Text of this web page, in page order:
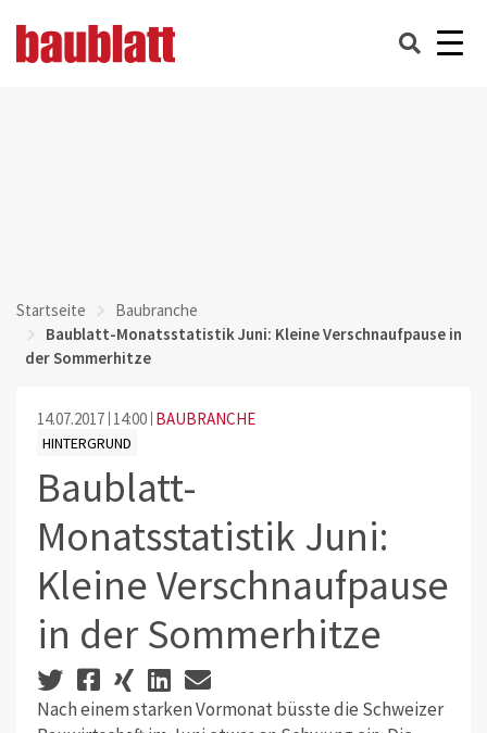
Startseite
Baubranche
Baublatt-Monatsstatistik Juni: Kleine Verschnaufpause in
der Sommerhitze
14.07.2017 14:00 BAUBRANCHE
HINTERGRUND
Baublatt-
Monatsstatistik Juni:
Kleine Verschnaufpause
in der Sommerhitze
Nach einem starken Vormonat büsste die Schweizer